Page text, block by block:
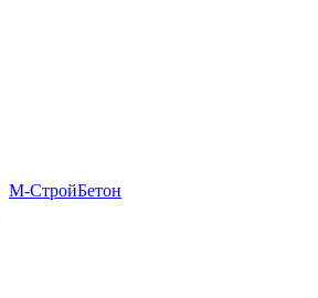
М-СтройБетон